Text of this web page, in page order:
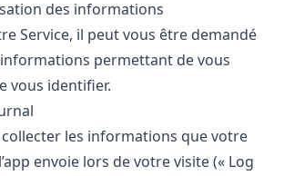
des informations
Service, il peut vous être demandé
permettant de vous
vous identifier.
les informations que votre
envoie lors de votre visite (« Log